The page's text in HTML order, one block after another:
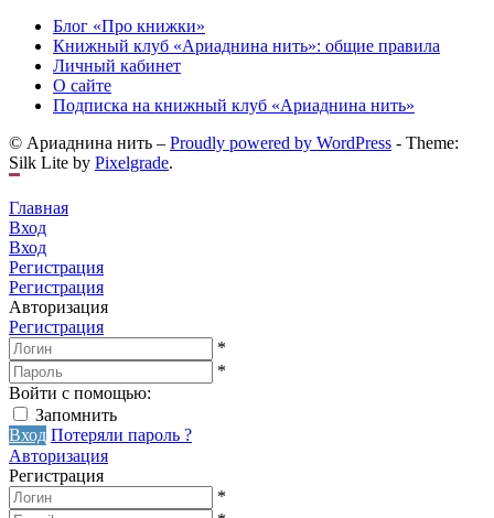
Блог «Про книжки»
Книжный клуб «Ариаднина нить»: общие правила
Личный кабинет
О сайте
Подписка на книжный клуб «Ариаднина нить»
© Ариаднина нить – Proudly powered by WordPress - Theme:
Silk Lite by Pixelgrade.
Главная
Вход
Вход
Регистрация
Регистрация
Авторизация
Регистрация
*
*
Войти с помощью:
Запомнить
Вход Потеряли пароль ?
Авторизация
Регистрация
*